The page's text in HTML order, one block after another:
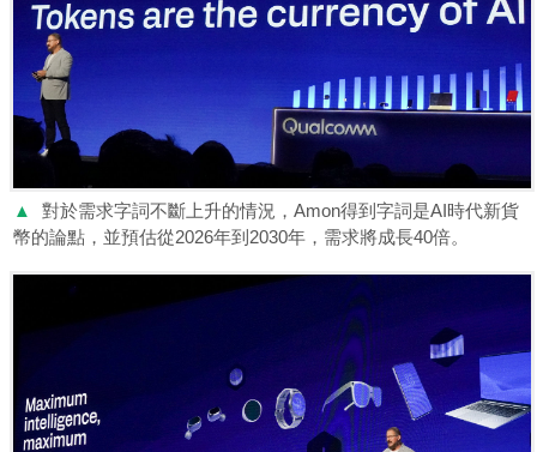
▲
對於需求字詞不斷上升的情況，Amon得到字詞是AI時代新貨
幣的論點，並預估從2026年到2030年，需求將成長40倍。